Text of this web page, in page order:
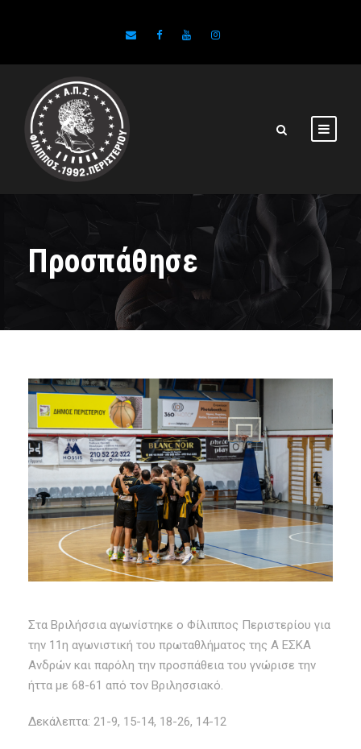
Προσπάθησε
Στα Βριλήσσια αγωνίστηκε ο Φίλιππος Περιστερίου για
την 11η αγωνιστική του πρωταθλήματος της Α ΕΣΚΑ
Ανδρών και παρόλη την προσπάθεια του γνώρισε την
ήττα με 68-61 από τον Βριλησσιακό.
Δεκάλεπτα: 21-9, 15-14, 18-26, 14-12